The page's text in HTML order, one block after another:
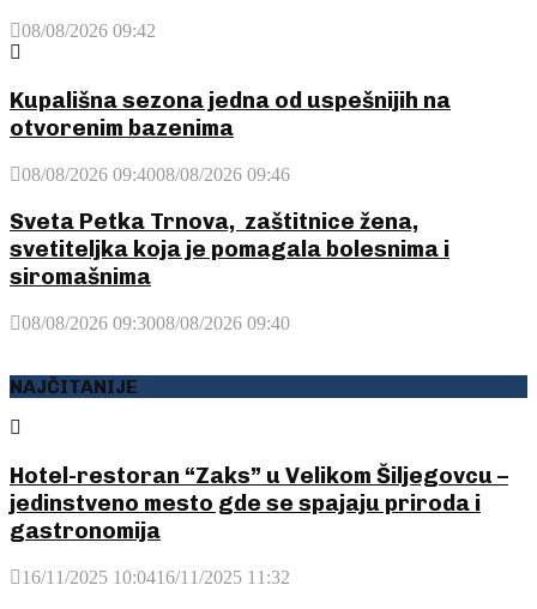
08/08/2026 09:42
Kupališna sezona jedna od uspešnijih na
otvorenim bazenima
08/08/2026 09:4008/08/2026 09:46
Sveta Petka Trnova, zaštitnice žena,
svetiteljka koja je pomagala bolesnima i
siromašnima
08/08/2026 09:3008/08/2026 09:40
NAJČITANIJE
Hotel-restoran “Zaks” u Velikom Šiljegovcu –
jedinstveno mesto gde se spajaju priroda i
gastronomija
16/11/2025 10:0416/11/2025 11:32